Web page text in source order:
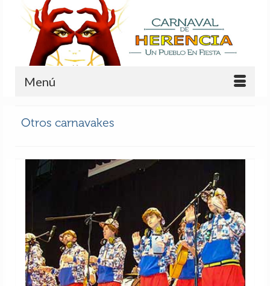
Menú
Otros carnavakes